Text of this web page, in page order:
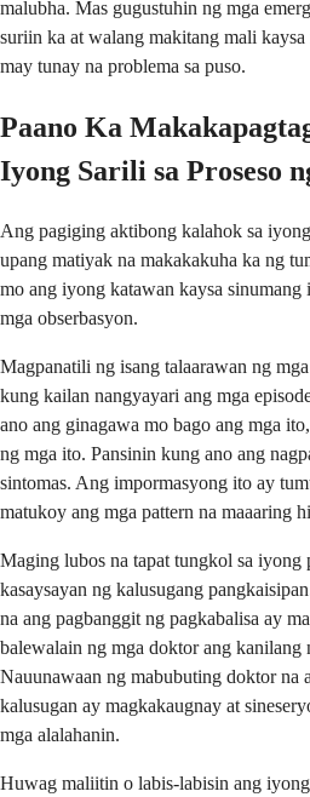
malubha. Mas gugustuhin ng mga
suriin ka at walang makitang mali
may tunay na problema sa puso.
Paano Ka
Iyong Sarili sa Proseso
Ang pagiging aktibong kalahok sa
upang matiyak na makakakuha ka ng
mo ang iyong katawan kaysa sinumang
mga obserbasyon.
Magpanatili ng isang talaarawan ng
kung kailan nangyayari ang mga
ano ang ginagawa mo bago ang mga
ng mga ito. Pansinin kung ano ang
sintomas. Ang impormasyong ito ay
matukoy ang mga pattern na maaaring
Maging lubos na tapat tungkol sa iyong
kasaysayan ng kalusugang
na ang pagbanggit ng pagkabalisa ay
balewalain ng mga doktor ang kanilang
Nauunawaan ng mabubuting doktor na
kalusugan ay magkakaugnay at
mga alalahanin.
Huwag maliitin o labis-labisin ang